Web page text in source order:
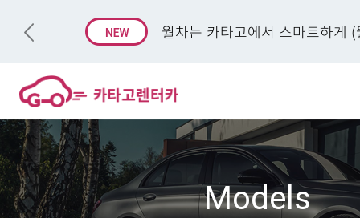
월차는 카타고에서 스마트하게
Models